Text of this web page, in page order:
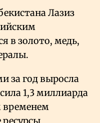
Лазиз
в золото, медь,
за год выросла
1,3 миллиарда
временем